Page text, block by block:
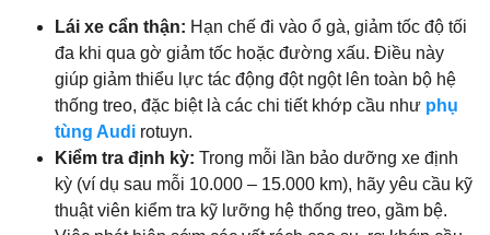
Lái xe cẩn thận: Hạn chế đi vào ổ gà, giảm tốc độ tối
đa khi qua gờ giảm tốc hoặc đường xấu. Điều này
giúp giảm thiểu lực tác động đột ngột lên toàn bộ hệ
thống treo, đặc biệt là các chi tiết khớp cầu như phụ
tùng Audi rotuyn.
Kiểm tra định kỳ: Trong mỗi lần bảo dưỡng xe định
kỳ (ví dụ sau mỗi 10.000 – 15.000 km), hãy yêu cầu kỹ
thuật viên kiểm tra kỹ lưỡng hệ thống treo, gầm bệ.